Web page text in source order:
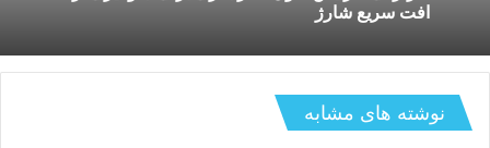
بررسی عمر باتری آیفون های ۲۰۲۵ و ترفندهای
کاربردی افزایش طول عمر باتری برای جلوگیری از
افت سریع شارژ
کدام گوشی در ۲۰۲۶ ارزش خرید بیشتری دارد؟
نوشته های مشابه